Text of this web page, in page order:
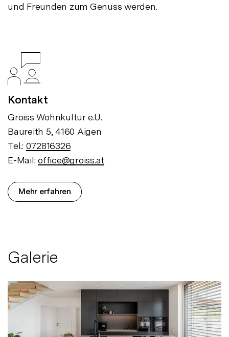
und Freunden zum Genuss werden.
Kontakt
Groiss Wohnkultur e.U.
Baureith 5, 4160 Aigen
Tel.: 072816326
E-Mail: office@groiss.at
Mehr erfahren
Galerie